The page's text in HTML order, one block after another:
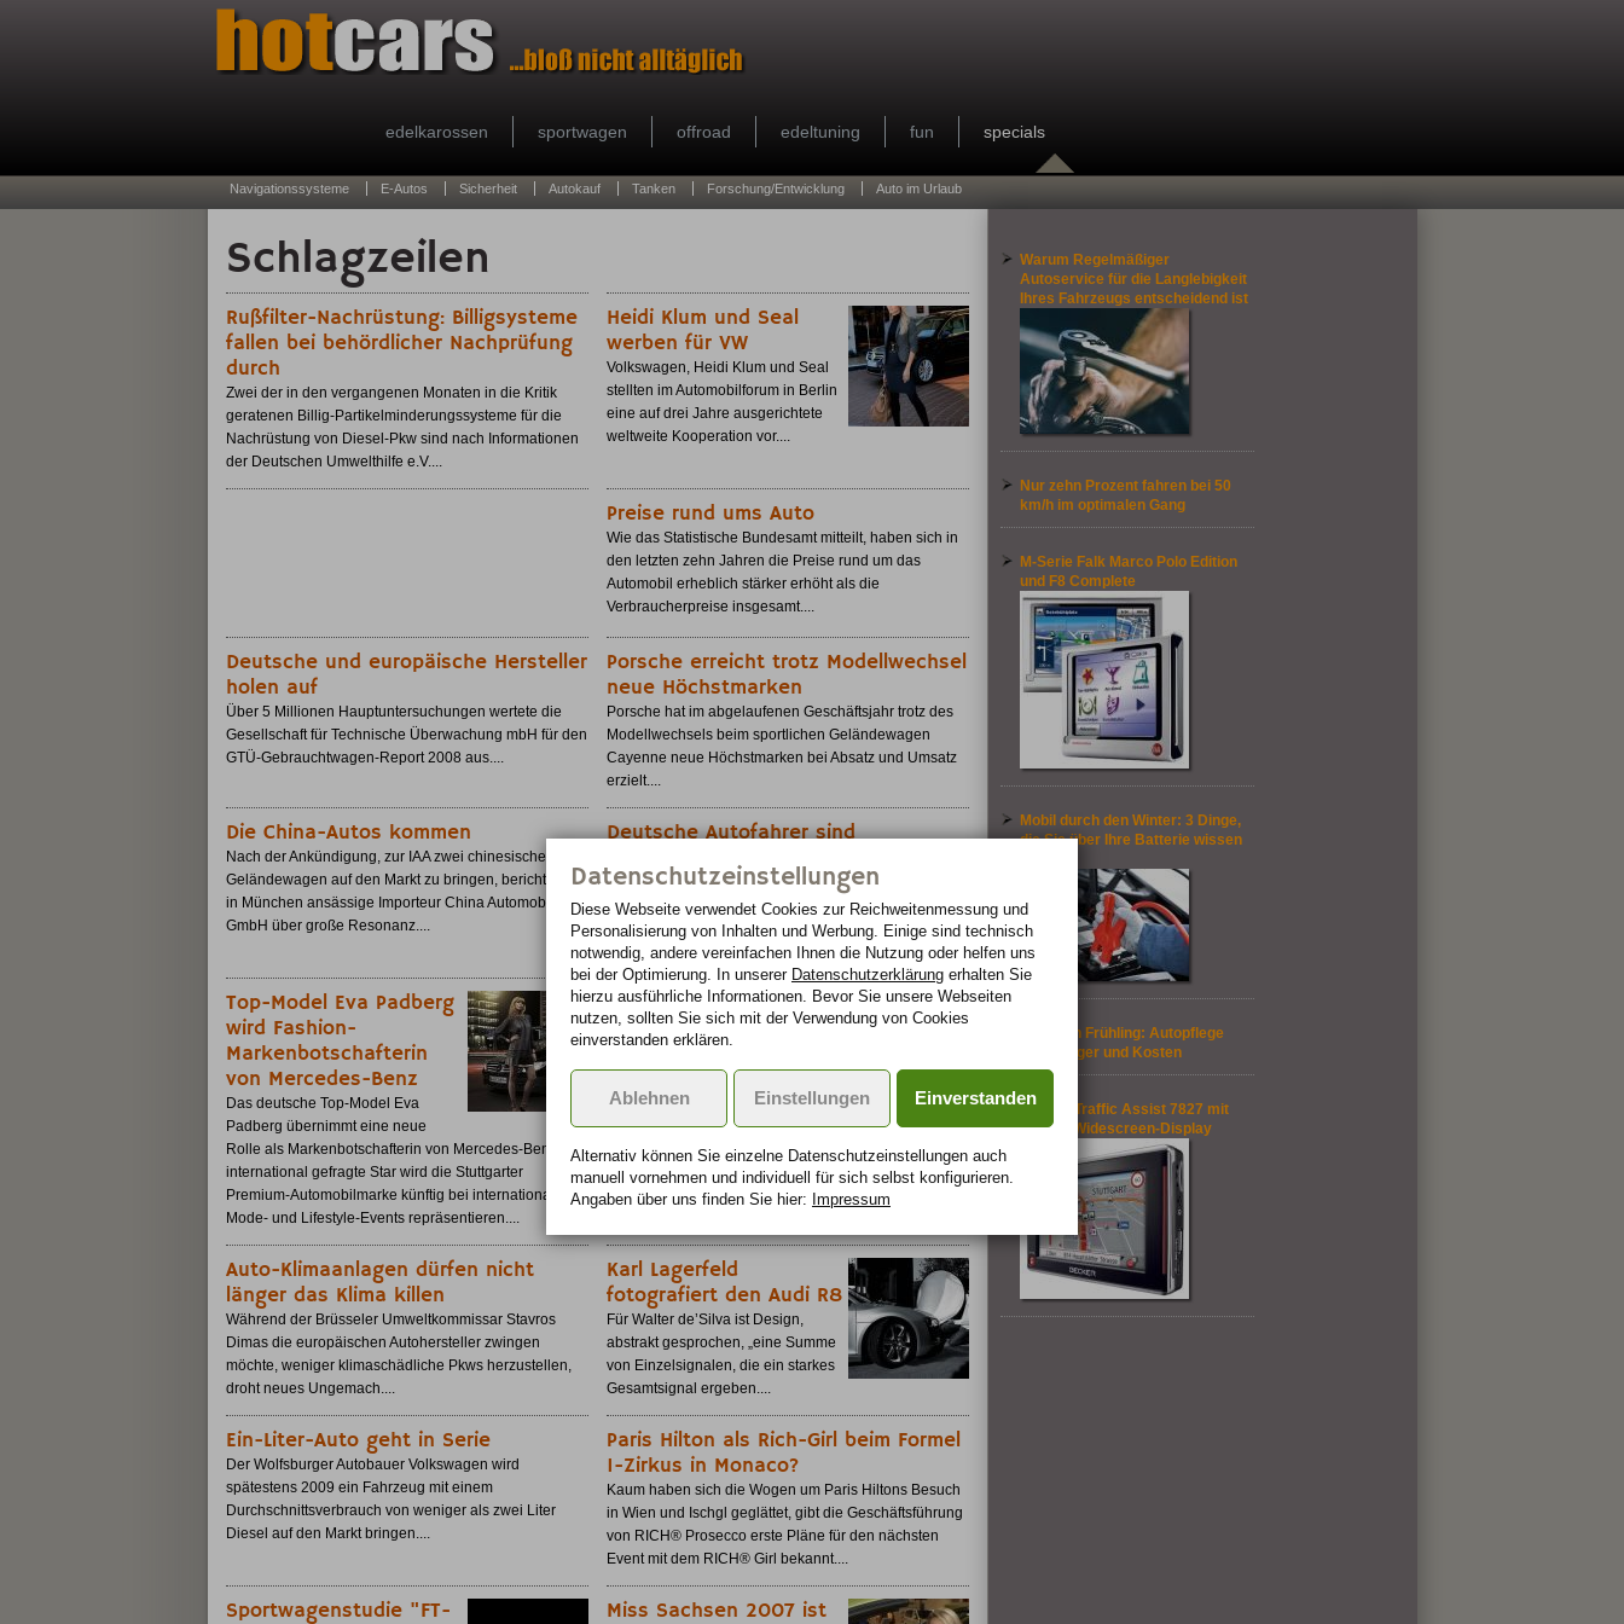
edelkarossen sportwagen offroad edeltuning fun specials
Navigationssysteme E-Autos Sicherheit Autokauf Tanken Forschung/Entwicklung Auto im Urlaub
Schlagzeilen
Rußfilter-Nachrüstung: Billigsysteme
fallen bei behördlicher Nachprüfung
durch
Zwei der in den vergangenen Monaten in die Kritik
geratenen Billig-Partikelminderungssysteme für die
Nachrüstung von Diesel-Pkw sind nach Informationen
der Deutschen Umwelthilfe e.V....
Heidi Klum und Seal
werben für VW
Volkswagen, Heidi Klum und Seal
stellten im Automobilforum in Berlin
eine auf drei Jahre ausgerichtete
weltweite Kooperation vor....
Preise rund ums Auto
Wie das Statistische Bundesamt mitteilt, haben sich in
den letzten zehn Jahren die Preise rund um das
Automobil erheblich stärker erhöht als die
Verbraucherpreise insgesamt....
Deutsche und europäische Hersteller
holen auf
Über 5 Millionen Hauptuntersuchungen wertete die
Gesellschaft für Technische Überwachung mbH für den
GTÜ-Gebrauchtwagen-Report 2008 aus....
Porsche erreicht trotz Modellwechsel
neue Höchstmarken
Porsche hat im abgelaufenen Geschäftsjahr trotz des
Modellwechsels beim sportlichen Geländewagen
Cayenne neue Höchstmarken bei Absatz und Umsatz
erzielt....
Die China-Autos kommen
Nach der Ankündigung, zur IAA zwei chinesische
Geländewagen auf den Markt zu bringen, berichtet der
in München ansässige Importeur China Automobile
GmbH über große Resonanz....
Deutsche Autofahrer sind
Wenn die Deutschen eine lange Autofahrt
unternehmen, wird nur selten angehalten. Nur 20
Prozent der deutschen Autofahrer legen auf
Langstreckenfahrten Entspannungspausen ein....
Top-Model Eva Padberg
wird Fashion-
Markenbotschafterin
von Mercedes-Benz
Das deutsche Top-Model Eva
Padberg übernimmt eine neue
Rolle als Markenbotschafterin von Mercedes-Benz. Der
international gefragte Star wird die Stuttgarter
Premium-Automobilmarke künftig bei internationalen
Mode- und Lifestyle-Events repräsentieren....
Yvonne Catterfeld zu
Gast am EuroSpeedway
DTM-Saison 2007 in das dritte
Rennwochenende. Auf dem
EuroSpeedway in der Lausitz
die Königsklasse der Tourenwagen hautnah
miterleben....
Auto-Klimaanlagen dürfen nicht
länger das Klima killen
Während der Brüsseler Umweltkommissar Stavros
Dimas die europäischen Autohersteller zwingen
möchte, weniger klimaschädliche Pkws herzustellen,
droht neues Ungemach....
Karl Lagerfeld
fotografiert den Audi R8
Für Walter de’Silva ist Design,
abstrakt gesprochen, „eine Summe
von Einzelsignalen, die ein starkes
Gesamtsignal ergeben....
Ein-Liter-Auto geht in Serie
Der Wolfsburger Autobauer Volkswagen wird
spätestens 2009 ein Fahrzeug mit einem
Durchschnittsverbrauch von weniger als zwei Liter
Diesel auf den Markt bringen....
Paris Hilton als Rich-Girl beim Formel
1-Zirkus in Monaco?
Kaum haben sich die Wogen um Paris Hiltons Besuch
in Wien und Ischgl geglättet, gibt die Geschäftsführung
von RICH® Prosecco erste Pläne für den nächsten
Event mit dem RICH® Girl bekannt....
Sportwagenstudie "FT-
Miss Sachsen 2007 ist
Warum Regelmäßiger
Autoservice für die Langlebigkeit
Ihres Fahrzeugs entscheidend ist
Nur zehn Prozent fahren bei 50
km/h im optimalen Gang
M-Serie Falk Marco Polo Edition
und F8 Complete
Mobil durch den Winter: 3 Dinge,
die Sie über Ihre Batterie wissen
Fit in den Frühling: Autopflege
spart Ärger und Kosten
Becker Traffic Assist 7827 mit
4,3-Zoll Widescreen-Display
Datenschutzeinstellungen
Diese Webseite verwendet Cookies zur Reichweiten­messung und
Personalisierung von Inhalten und Werbung. Einige sind technisch
notwendig, andere vereinfachen Ihnen die Nutzung oder helfen uns
bei der Optimierung. In unserer Datenschutzerklärung erhalten Sie
hierzu ausführliche Informationen. Bevor Sie unsere Webseiten
nutzen, sollten Sie sich mit der Verwendung von Cookies
einverstanden erklären.
Einverstanden
Ablehnen Einstellungen
Alternativ können Sie einzelne Datenschutz­ein­stellungen auch
manuell vor­nehmen und indivi­duell für sich selbst konfigurieren.
Angaben über uns finden Sie hier: Impressum